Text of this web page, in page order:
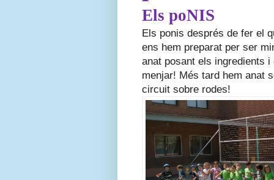
Els poNIS
Els ponis després de fer el
ens hem preparat per ser
anat posant els ingredients
menjar! Més tard hem anat
circuit sobre rodes!